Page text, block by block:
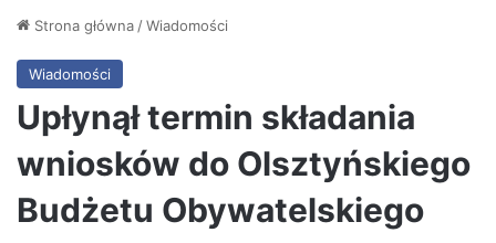
Strona główna/Wiadomości
Wiadomości
Upłynął termin składania
wniosków do Olsztyńskiego
Budżetu Obywatelskiego